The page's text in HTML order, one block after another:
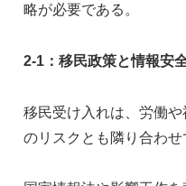
略が必要である。
2-1 ：移民政策と情報安
移民受け入れは、労働
のリスクとも隣り合わせ